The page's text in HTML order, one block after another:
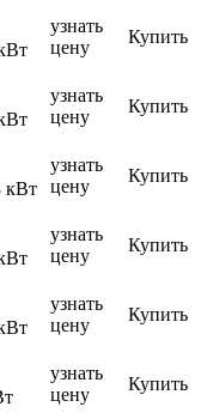
узнать
цену
Купить
узнать
цену
Купить
кВт
узнать
цену
Купить
узнать
цену
Купить
узнать
цену
Купить
узнать
цену
Купить